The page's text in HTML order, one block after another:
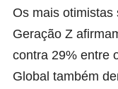
Os mais otimistas
Geração Z
contra 29% entre
Global também